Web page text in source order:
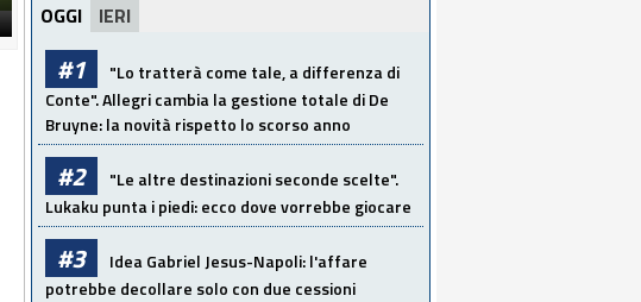
OGGI IERI
#1
"Lo tratterà come tale, a differenza di
Conte". Allegri cambia la gestione totale di De
Bruyne: la novità rispetto lo scorso anno
#2
"Le altre destinazioni seconde scelte".
Lukaku punta i piedi: ecco dove vorrebbe giocare
#3
Idea Gabriel Jesus-Napoli: l'affare
potrebbe decollare solo con due cessioni